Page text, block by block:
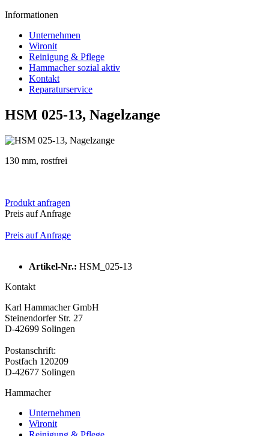
Informationen
Unternehmen
Wironit
Reinigung & Pflege
Hammacher sozial aktiv
Kontakt
Reparaturservice
HSM 025-13, Nagelzange
130 mm, rostfrei
Produkt anfragen
Preis auf Anfrage
Preis auf Anfrage
Artikel-Nr.: HSM_025-13
Kontakt
Karl Hammacher GmbH
Steinendorfer Str. 27
D-42699 Solingen
Postanschrift:
Postfach 120209
D-42677 Solingen
Hammacher
Unternehmen
Wironit